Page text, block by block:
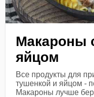
Макароны
яйцом
Все продукты для
тушенкой и яйцом -
Макароны лучше